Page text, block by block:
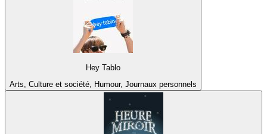
Hey Tablo
Arts, Culture et société, Humour, Journaux personnels